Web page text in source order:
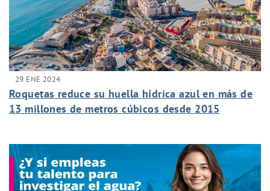
29 ENE 2024
Roquetas reduce su huella hídrica azul en más de
13 millones de metros cúbicos desde 2015